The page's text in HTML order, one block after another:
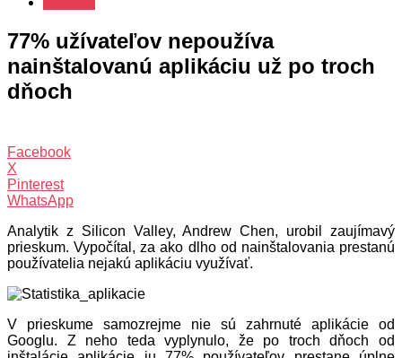
77% užívateľov nepoužíva
nainštalovanú aplikáciu už po troch
dňoch
Facebook
X
Pinterest
WhatsApp
Analytik z Silicon Valley, Andrew Chen, urobil zaujímavý
prieskum. Vypočítal, za ako dlho od nainštalovania prestanú
používatelia nejakú aplikáciu využívať.
V prieskume samozrejme nie sú zahrnuté aplikácie od
Googlu. Z neho teda vyplynulo, že po troch dňoch od